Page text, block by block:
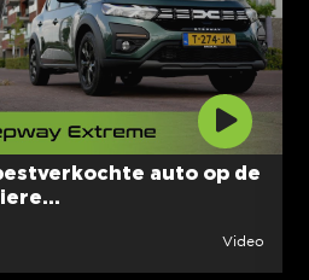
auto op de
Video